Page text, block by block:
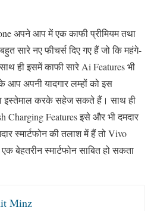
अपने आप में एक काफी प्रीमियम तथा
सारे नए फीचर्स दिए गए हैं जो कि महंगे-
ही इसमें काफी सारे Ai Features भी
आप अपनी यादगार लम्हों को इस
इस्तेमाल करके सहेज सकते हैं। साथ ही
Charging Features इसे और भी दमदार
स्मार्टफोन की तलाश में हैं तो Vivo
बेहतरीन स्मार्टफोन साबित हो सकता
Minz